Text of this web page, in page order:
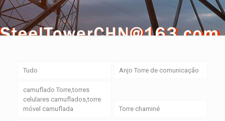
Tudo Anjo Torre de comunicação
camuflado Torre,torres
celulares camuflados,torre
móvel camuflada
Torre chaminé